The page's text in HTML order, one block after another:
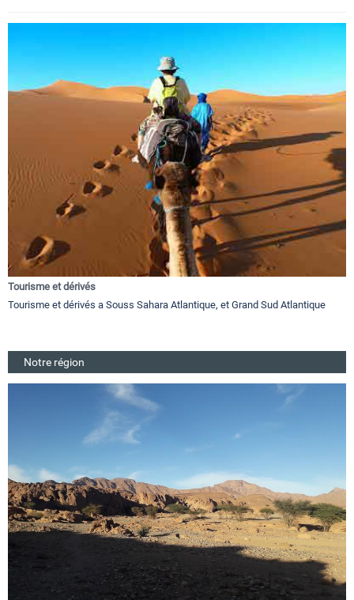
Tourisme et dérivés
Tourisme et dérivés a Souss Sahara Atlantique, et Grand Sud Atlantique
Notre région